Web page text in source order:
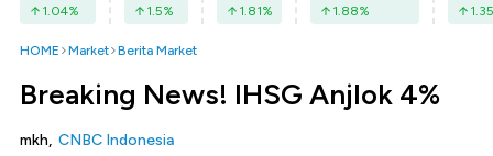
1.04% 1.5% 1.81% 1.88% 1.35
HOME Market Berita Market
Breaking News! IHSG Anjlok 4%
mkh, CNBC Indonesia